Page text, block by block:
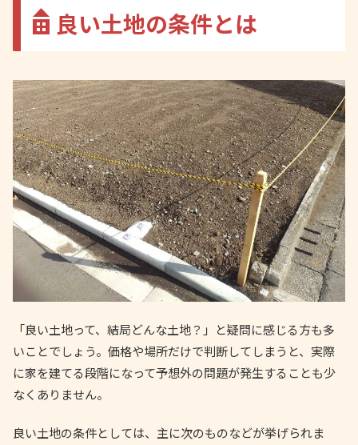
良い土地の条件とは
「良い土地って、結局どんな土地？」と疑問に感じる方も多
いことでしょう。価格や場所だけで判断してしまうと、実際
に家を建てる段階になって予想外の問題が発生することも少
なくありません。
良い土地の条件としては、主に次のものなどが挙げられま